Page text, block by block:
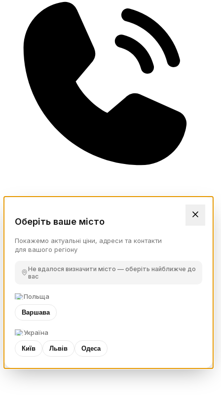
Оберіть ваше місто
Покажемо актуальні ціни, адреси та контакти
для вашого регіону
Не вдалося визначити місто — оберіть найближче до
вас
Польща
Варшава
Україна
Київ Львів Одеса